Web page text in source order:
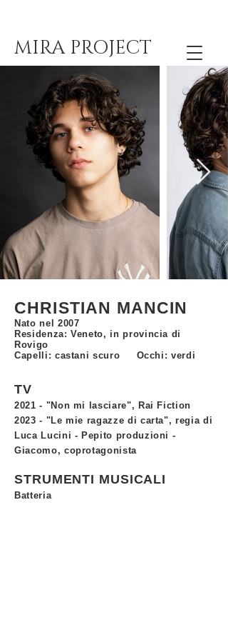
MIRA PROJECT
CHRISTIAN MANCIN
Nato nel 2007
Residenza: Veneto, in provincia di
Rovigo
Capelli: castani scuro Occhi: verdi
TV
2021 - "Non mi lasciare", Rai Fiction
2023 - "Le mie ragazze di carta", regia di
Luca Lucini - Pepito produzioni -
Giacomo, coprotagonista
STRUMENTI MUSICALI
Batteria